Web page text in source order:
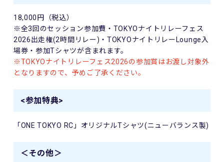
18,000円（税込）
※全3回のセッション参加費・TOKYOナイトリレーフェス
2026出走権(2時間リレー)・TOKYOナイトリレーLounge入
場券・参加Tシャツが含まれます。
※TOKYOナイトリレーフェス2026の参加賞はお渡し対象外
となりますので、予めご了承ください。
<参加特典>
「ONE TOKYO RC」オリジナルTシャツ(ニューバランス製)
＜その他＞